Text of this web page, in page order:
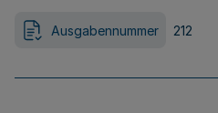
Ausgabennummer 212